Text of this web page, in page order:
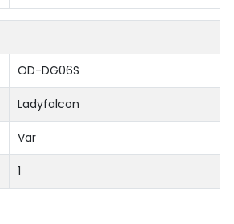
OD-DG06S
Ladyfalcon
Var
1